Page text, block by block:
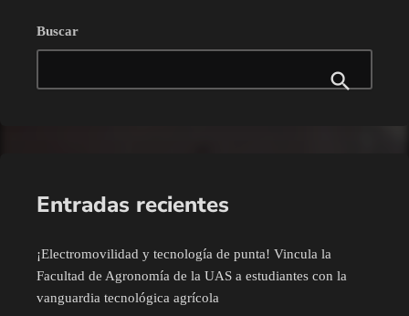
Buscar
Entradas recientes
¡Electromovilidad y tecnología de punta! Vincula la
Facultad de Agronomía de la UAS a estudiantes con la
vanguardia tecnológica agrícola